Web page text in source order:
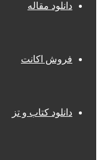
دانلود مقاله
فروش اکانت
دانلود کتاب و تز